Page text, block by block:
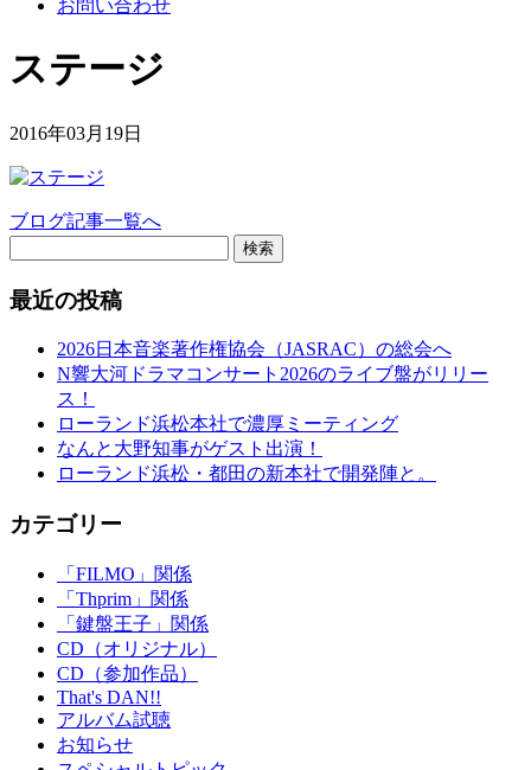
お問い合わせ
ステージ
2016年03月19日
ブログ記事一覧へ
検索
最近の投稿
2026日本音楽著作権協会（JASRAC）の総会へ
N響大河ドラマコンサート2026のライブ盤がリリー
ス！
ローランド浜松本社で濃厚ミーティング
なんと大野知事がゲスト出演！
ローランド浜松・都田の新本社で開発陣と。
カテゴリー
「FILMO」関係
「Thprim」関係
「鍵盤王子」関係
CD（オリジナル）
CD（参加作品）
That's DAN!!
アルバム試聴
お知らせ